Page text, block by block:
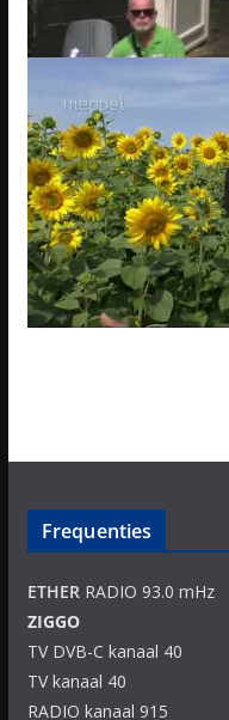
Frequenties
ETHERRADIO 93.0 mHz
ZIGGO
TV DVB-C kanaal 40
TV kanaal 40
RADIO kanaal 915